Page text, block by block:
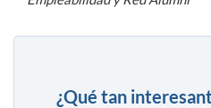
¿Qué tan